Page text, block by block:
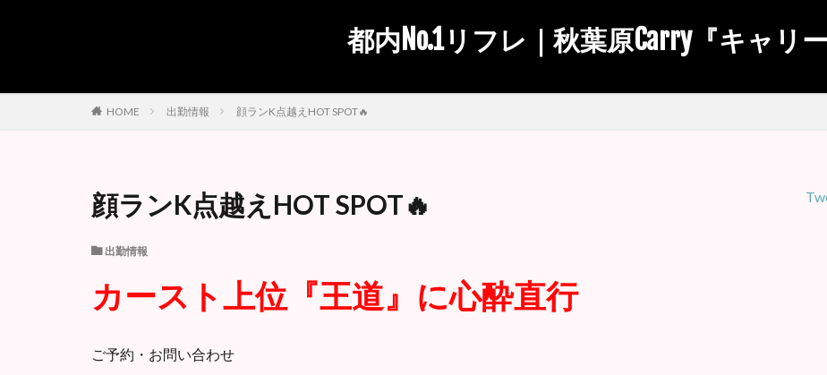
都内No.1リフレ｜秋葉原Carry『キャリー
HOME 出勤情報 顔ランK点越えHOT SPOT🔥
顔ランK点越えHOT SPOT🔥
出勤情報
カースト上位『王道』に心酔直行
ご予約・お問い合わせ